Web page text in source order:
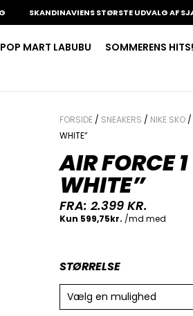
SKANDINAVIENS STØRSTE UDVALG AF SJÆLDNE
POP MART LABUBU SOMMERENS HITS!
FORSIDE/ SNEAKERS / NIKE SKO/
WHITE”
AIR FORCE
WHITE”
FRA: 2.399 KR.
STØRRELSE
Vælg en mulighed